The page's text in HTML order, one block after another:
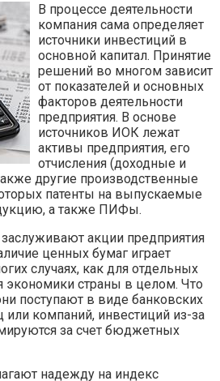
В процессе деятельности
компания сама определяет
источники инвестиций в
основной капитал. Принятие
решений во многом зависит
от показателей и основных
факторов деятельности
предприятия. В основе
источников ИОК лежат
активы предприятия, его
отчисления (доходные и
другие производственные
патенты на выпускаемые
а также ПИФы.
акции предприятия
ценных бумаг играет
случаях, как для отдельных
экономики страны в целом. Что
поступают в виде банковских
или компаний, инвестиций из-за
за счет бюджетных
надежду на индекс